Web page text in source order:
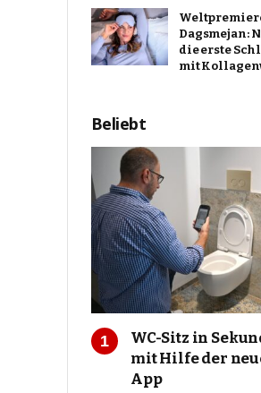
Dagsmejan:
die erste
mit
Beliebt
WC-Sitz in
mit Hilfe der
App